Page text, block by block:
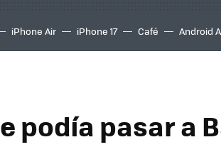
iPhone Air iPhone 17 Café Android
podía pasar a